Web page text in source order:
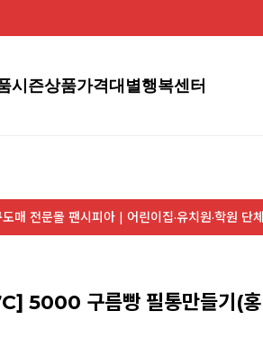
시즌상품가격대별행복센터
매 전문몰 팬시피아 | 어린이집·유치원·학원 단
5000 구름빵 필통만들기(